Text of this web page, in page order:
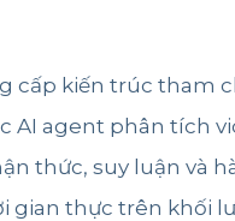
cấp kiến trúc tham
AI agent phân tích
thức, suy luận và
gian thực trên khối